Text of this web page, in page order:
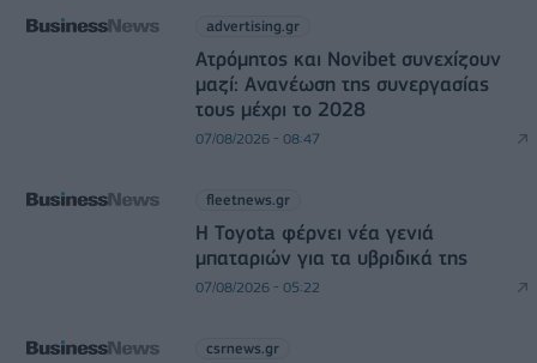
advertising.gr
Ατρόμητος και Novibet συνεχίζουν
μαζί: Ανανέωση της συνεργασίας
τους μέχρι το 2028
07/08/2026 - 08:47
fleetnews.gr
Η Toyota φέρνει νέα γενιά
μπαταριών για τα υβριδικά της
07/08/2026 - 05:22
csrnews.gr